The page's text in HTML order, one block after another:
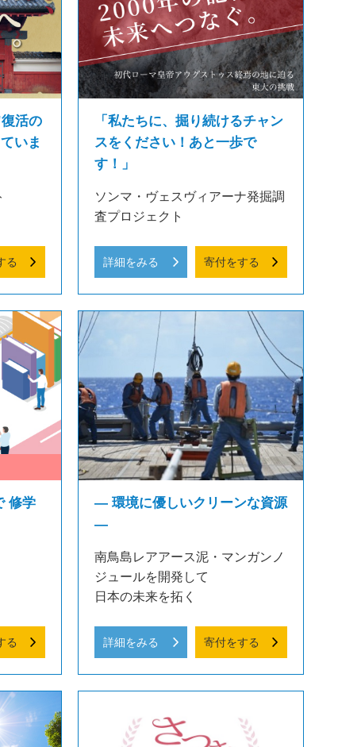
活の
いま
る
「私たちに、掘り続けるチャン
スをください！あと一歩で
す！」
ソンマ・ヴェスヴィアーナ発掘調
査プロジェクト
詳細をみる 寄付をする
修学
る
― 環境に優しいクリーンな資源
―
南鳥島レアアース泥・マンガンノ
ジュールを開発して
日本の未来を拓く
詳細をみる 寄付をする